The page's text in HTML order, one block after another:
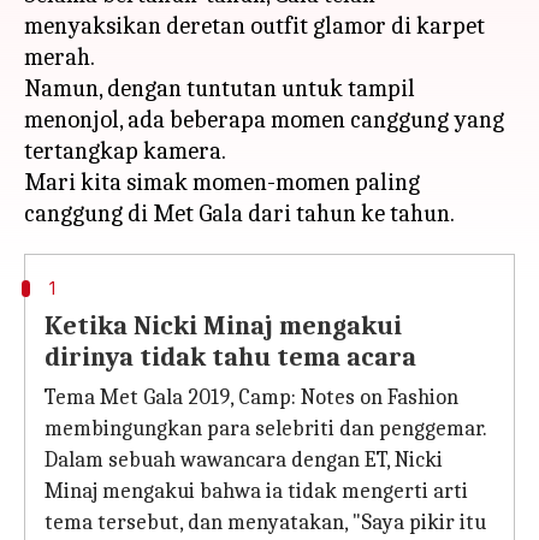
menyaksikan deretan outfit glamor di karpet
merah.
Namun, dengan tuntutan untuk tampil
menonjol, ada beberapa momen canggung yang
tertangkap kamera.
Mari kita simak momen-momen paling
1
Ketika Nicki Minaj mengakui
dirinya tidak tahu tema acara
Tema Met Gala 2019, Camp: Notes on Fashion
membingungkan para selebriti dan penggemar.
Dalam sebuah wawancara dengan ET, Nicki
Minaj mengakui bahwa ia tidak mengerti arti
tema tersebut, dan menyatakan, "Saya pikir itu